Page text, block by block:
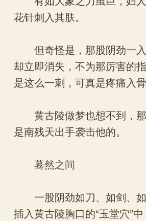
花针刺入其肤。
但奇怪是，那股阴劲一入
却立即消失，不为那厉害的
是这么一刺，可真是疼痛入骨
黄古陵做梦也想不到，那
是南残天出手袭击他的。
蓦然之间
一股阴劲如刀、如剑、如
插入黄古陵胸口的“玉堂穴”